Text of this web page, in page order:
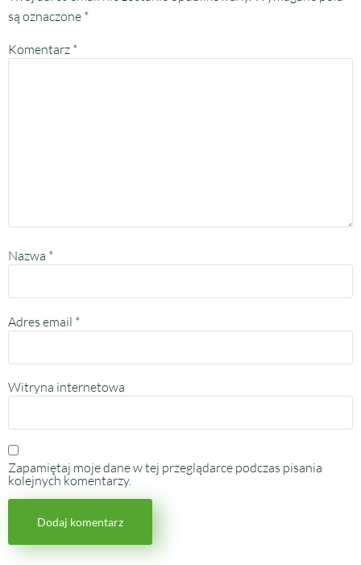
są oznaczone *
Komentarz *
Nazwa *
Adres email *
Witryna internetowa
Zapamiętaj moje dane w tej przeglądarce podczas pisania
kolejnych komentarzy.